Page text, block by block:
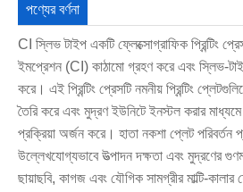
পণ্যের বর্ণনা
CI স্লিভ টাইপ একটি ফ্লেক্সোগ্রাফিক প্রিন্টিং
ইমপ্রেশন (CI) কাঠামো গ্রহণ করে এবং স্লিভ-টাইপ
করে। এই প্রিন্টিং প্রেসটি নমনীয় প্রিন্টিং
তৈরি করে এবং মুদ্রণ ইউনিটে ইনস্টল করার মাধ্যমে
প্রক্রিয়া অর্জন করে। হাতা নকশা প্লেট
উল্লেখযোগ্যভাবে উত্পাদন দক্ষতা এবং মুদ্রণের
ছায়াছবি, কাগজ এবং যৌগিক সামগ্রীর মাল্টি-